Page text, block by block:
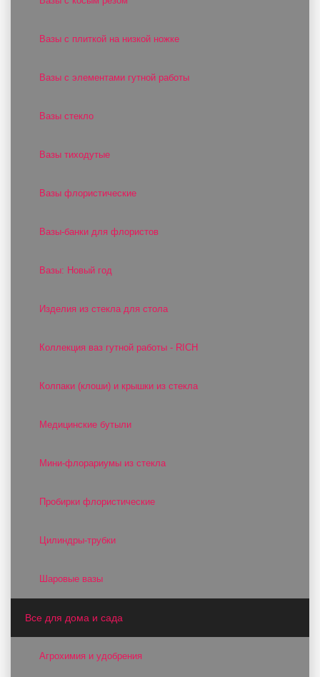
Вазы с плиткой на низкой ножке
Вазы с элементами гутной работы
Вазы стекло
Вазы тиходутые
Вазы флористические
Вазы-банки для флористов
Вазы: Новый год
Изделия из стекла для стола
Коллекция ваз гутной работы - RICH
Колпаки (клоши) и крышки из стекла
Медицинские бутыли
Мини-флорариумы из стекла
Пробирки флористические
Цилиндры-трубки
Шаровые вазы
Все для дома и сада
Агрохимия и удобрения